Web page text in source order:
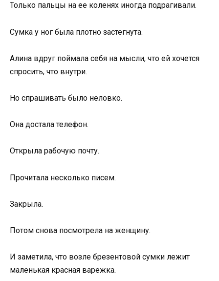
Только пальцы на ее коленях иногда подрагивали.
Сумка у ног была плотно застегнута.
Алина вдруг поймала себя на мысли, что ей хочется
спросить, что внутри.
Но спрашивать было неловко.
Она достала телефон.
Открыла рабочую почту.
Прочитала несколько писем.
Закрыла.
Потом снова посмотрела на женщину.
И заметила, что возле брезентовой сумки лежит
маленькая красная варежка.